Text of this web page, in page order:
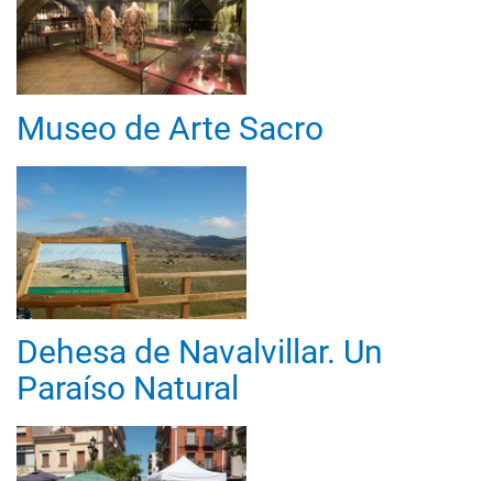
Museo de Arte Sacro
Dehesa de Navalvillar. Un
Paraíso Natural